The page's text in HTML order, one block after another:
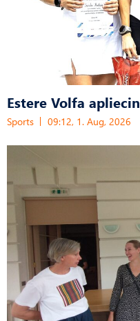
Estere Volfa
Sports 09:12, 1. Aug, 2026